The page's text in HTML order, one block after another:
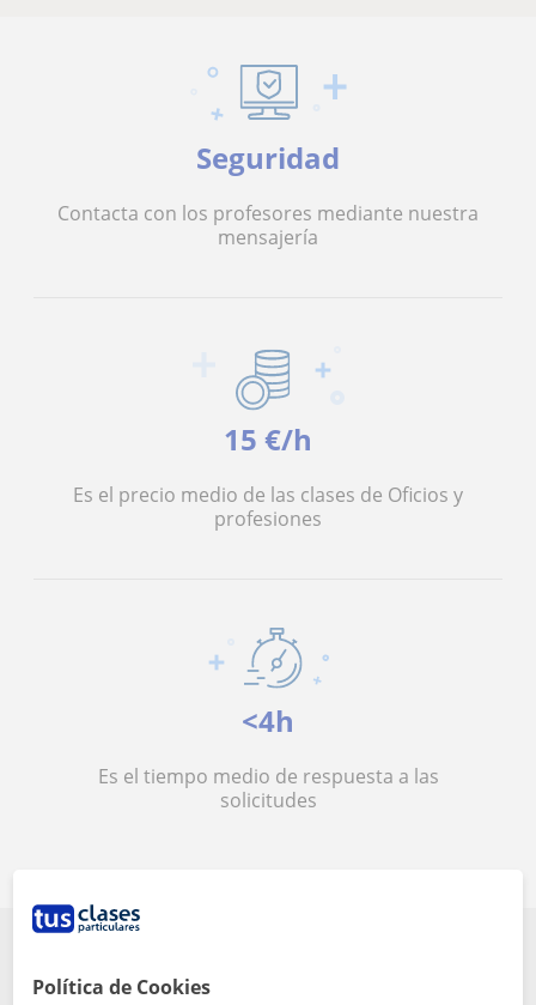
Seguridad
Contacta con los profesores mediante nuestra
mensajería
15 €/h
Es el precio medio de las clases de Oficios y
profesiones
<4h
Es el tiempo medio de respuesta a las
solicitudes
de Oficios y profesiones en Bizkaia
Política de Cookies